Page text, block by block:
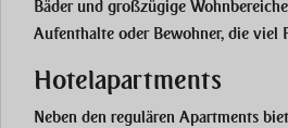
Bäder und großzügige
Aufenthalte oder Bewohner, die viel
Hotelapartments
Neben den regulären Apartments